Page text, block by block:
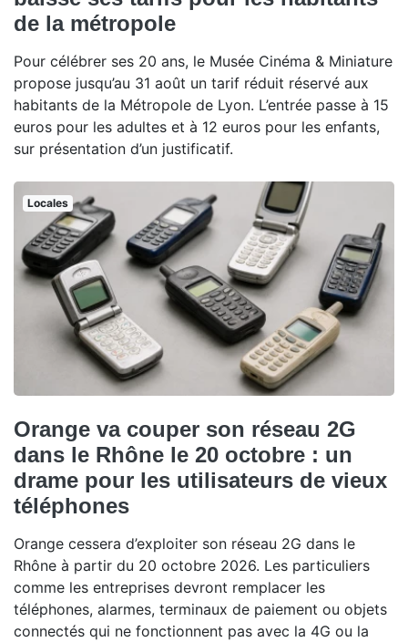
de la métropole
Pour célébrer ses 20 ans, le Musée Cinéma & Miniature
propose jusqu’au 31 août un tarif réduit réservé aux
habitants de la Métropole de Lyon. L’entrée passe à 15
euros pour les adultes et à 12 euros pour les enfants,
sur présentation d’un justificatif.
Locales
Orange va couper son réseau 2G
dans le Rhône le 20 octobre : un
drame pour les utilisateurs de vieux
téléphones
Orange cessera d’exploiter son réseau 2G dans le
Rhône à partir du 20 octobre 2026. Les particuliers
comme les entreprises devront remplacer les
téléphones, alarmes, terminaux de paiement ou objets
connectés qui ne fonctionnent pas avec la 4G ou la